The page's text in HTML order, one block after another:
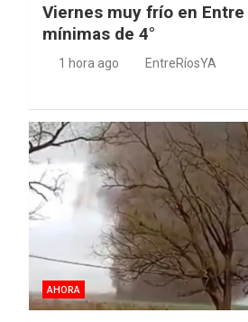
Viernes muy frío en Entre
mínimas de 4°
1 hora ago EntreRíosYA
AHORA